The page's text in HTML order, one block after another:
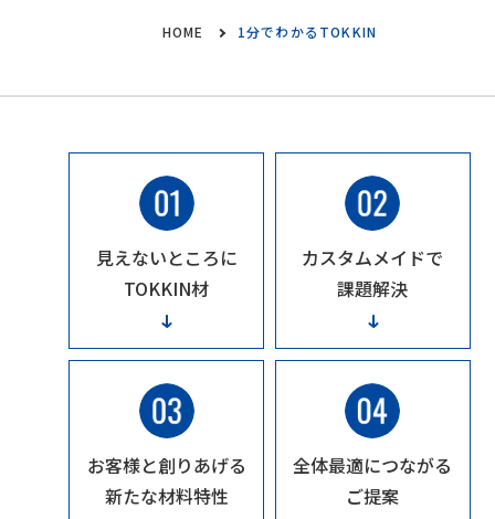
HOME 1分でわかるTOKKIN
見えないところに
TOKKIN材
カスタムメイドで
課題解決
お客様と創りあげる
新たな材料特性
全体最適につながる
ご提案